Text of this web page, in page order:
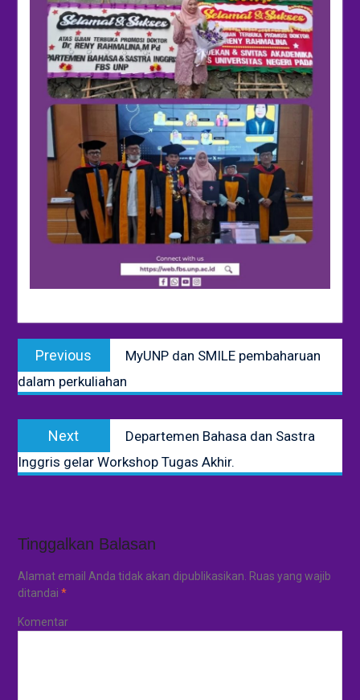
Navigasi
posPrevious
post:
MyUNP dan SMILE pembaharuan
dalam perkuliahan
Next
post:
Departemen Bahasa dan Sastra
Inggris gelar Workshop Tugas Akhir.
Tinggalkan Balasan
Alamat email Anda tidak akan dipublikasikan. Ruas yang wajib
ditandai *
Komentar